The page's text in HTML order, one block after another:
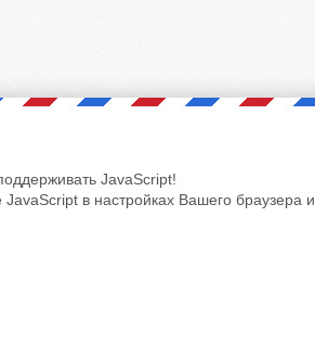
JavaScript!
в настройках Вашего браузера и